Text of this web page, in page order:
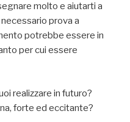
molto e aiutarti a
prova a
potrebbe essere in
per cui essere
realizzare in futuro?
forte ed eccitante?